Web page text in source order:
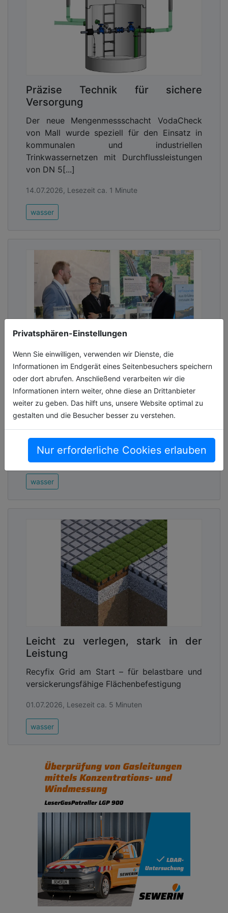
Privatsphären-Einstellungen
Wenn Sie einwilligen, verwenden wir Dienste, die
Informationen im Endgerät eines Seitenbesuchers speichern
oder dort abrufen. Anschließend verarbeiten wir die
Informationen intern weiter, ohne diese an Drittanbieter
weiter zu geben. Das hilft uns, unsere Website optimal zu
gestalten und die Besucher besser zu verstehen.
Nur erforderliche Cookies erlauben
Präzise Technik für sichere
Versorgung
Der neue Mengenmessschacht VodaCheck
von Mall wurde speziell für den Einsatz in
kommunalen und industriellen
Trinkwassernetzen mit Durchflussleistungen
von DN 5[...]
14.07.2026, Lesezeit ca. 1 Minute
wasser
Systemgedanke als
Zukunftsstrategie
Seit Jahrzehnten prägt Funke Kunststoffe den
Kanalbau mit innovativen und nachhaltigen
Systemlösungen. Dabei zählt das HS®-
Kanalrohrsystem seit über 30 Jahren z[...]
03.07.2026, Lesezeit ca. 11 Minuten
wasser
Leicht zu verlegen, stark in der
Leistung
Recyfix Grid am Start – für belastbare und
versickerungsfähige Flächenbefestigung
01.07.2026, Lesezeit ca. 5 Minuten
wasser